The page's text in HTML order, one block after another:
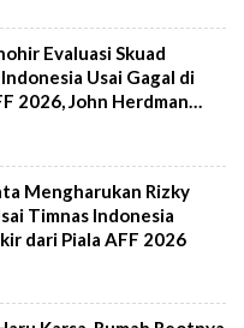
Evaluasi Skuad
Usai Gagal di
2026, John Herdman
Mengharukan Rizky
Timnas Indonesia
dari Piala AFF 2026